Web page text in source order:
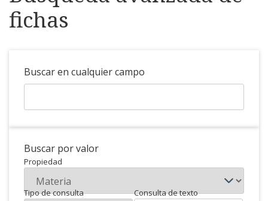
fichas
Buscar en cualquier campo
Buscar por valor
Propiedad
Tipo de consulta Consulta de texto